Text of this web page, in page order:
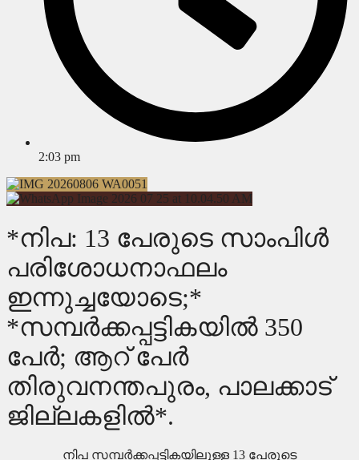
2:03 pm
*നിപ: 13 പേരുടെ സാംപിള്‍
പരിശോധനാഫലം
ഇന്നുച്ചയോടെ;*
*സമ്പര്‍ക്കപ്പട്ടികയില്‍ 350
പേര്‍; ആറ് പേര്‍
തിരുവനന്തപുരം, പാലക്കാട്
ജില്ലകളില്‍*.
നിപ സമ്പര്‍ക്കപ്പട്ടികയിലുള്ള 13 പേരുടെ